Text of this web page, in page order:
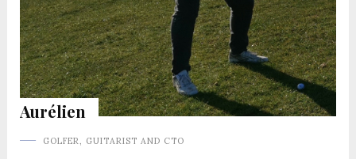
Aurélien
GOLFER, GUITARIST AND CTO